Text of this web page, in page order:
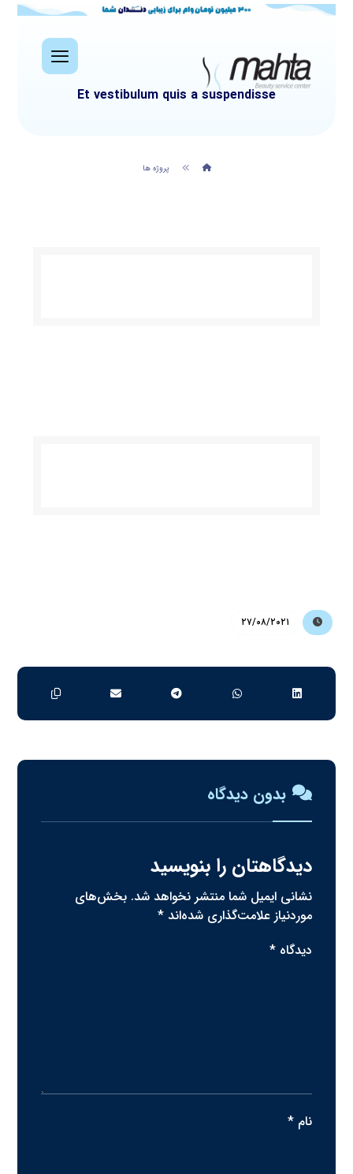
Et vestibulum quis a suspendisse
پروژه ها
۲۷/۰۸/۲۰۲۱
بدون دیدگاه
دیدگاهتان را بنویسید
نشانی ایمیل شما منتشر نخواهد شد. بخش‌های
موردنیاز علامت‌گذاری شده‌اند*
دیدگاه*
نام*